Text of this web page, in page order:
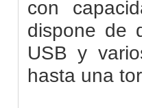
con
dispone de
USB y
hasta una